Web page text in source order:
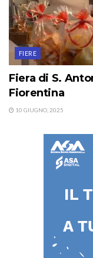
FIERE
Fiera di S.
Fiorentina
10 GIUGNO, 2025